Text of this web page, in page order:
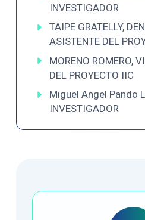
INVESTIGADOR
TAIPE GRATELLY,
ASISTENTE DEL
MORENO ROMERO,
DEL PROYECTO IIC
Miguel Angel Pando
INVESTIGADOR